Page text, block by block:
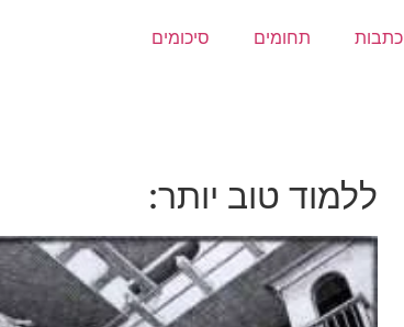
כתבות תחומים סיכומים
ללמוד טוב יותר: